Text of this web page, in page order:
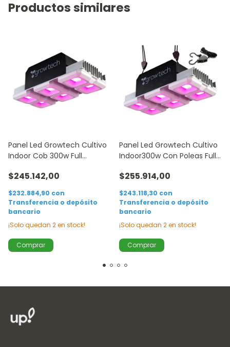
Productos similares
Panel Led Growtech Cultivo
Indoor Cob 300w Full
$245.142,00
$232.884,90 con
Transferencia o depósito
bancario
¡Solo quedan 2en stock!
Panel Led Growtech Cultivo
Indoor300w Con Poleas Full
$255.914,00
$243.118,30 con
Transferencia o depósito
bancario
¡Solo quedan 2en stock!